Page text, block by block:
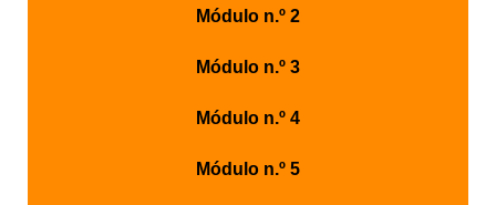
Módulo n.º 2
Módulo n.º 3
Módulo n.º 4
Módulo n.º 5